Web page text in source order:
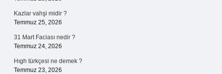
Kazlar vahşi midir ?
Temmuz 25, 2026
31 Mart Faciası nedir ?
Temmuz 24, 2026
Hıgh türkçesi ne demek ?
Temmuz 23, 2026